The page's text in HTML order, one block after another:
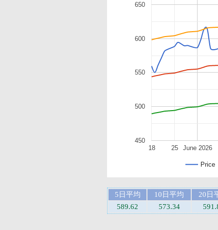
Price
June 2026
18 25
450
500
550
600
650
5日平均 10日平均
20日
589.62
573.34